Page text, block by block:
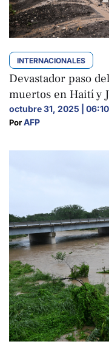
INTERNACIONALES
Devastador paso
muertos en Haití y
octubre 31, 2025 | 06:10
Por AFP